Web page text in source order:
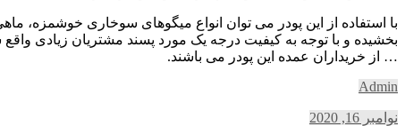
با استفاده از این پودر می توان انواع میگوهای سوخاری خوشمزه،
بخشیده و با توجه به کیفیت درجه یک مورد پسند مشتریان زیادی
… از خریداران عمده این پودر می باشند.
Admin
نوامبر 16, 2020